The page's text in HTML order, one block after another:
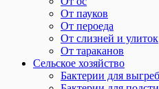
От пауков
От пероеда
От слизней и улиток
От тараканов
Сельское хозяйство
Бактерии для